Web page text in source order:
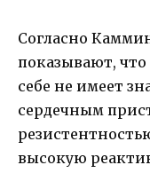
Согласно
показывают,
себе не имеет
сердечным
высокую